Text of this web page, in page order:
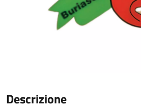
Descrizione